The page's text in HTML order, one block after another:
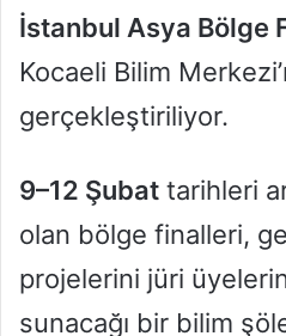
İstanbul Asya Bölge
Kocaeli Bilim
gerçekleştiriliyor.
9–12 Şubat tarihleri
olan bölge finalleri,
projelerini jüri
sunacağı bir bilim